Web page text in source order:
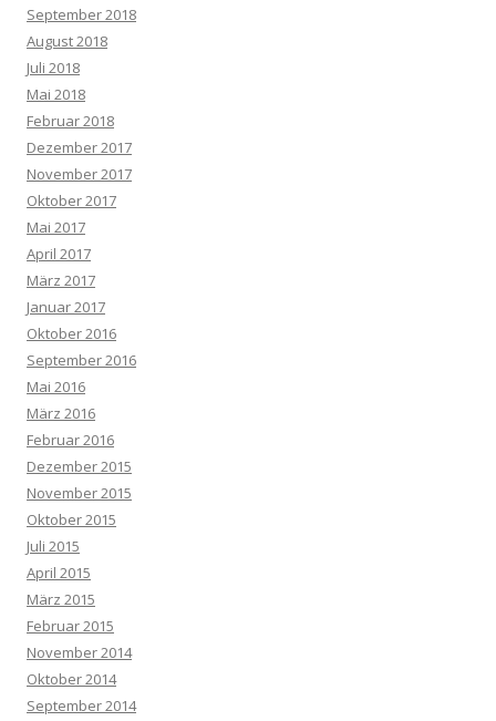
September 2018
August 2018
Juli 2018
Mai 2018
Februar 2018
Dezember 2017
November 2017
Oktober 2017
Mai 2017
April 2017
März 2017
Januar 2017
Oktober 2016
September 2016
Mai 2016
März 2016
Februar 2016
Dezember 2015
November 2015
Oktober 2015
Juli 2015
April 2015
März 2015
Februar 2015
November 2014
Oktober 2014
September 2014